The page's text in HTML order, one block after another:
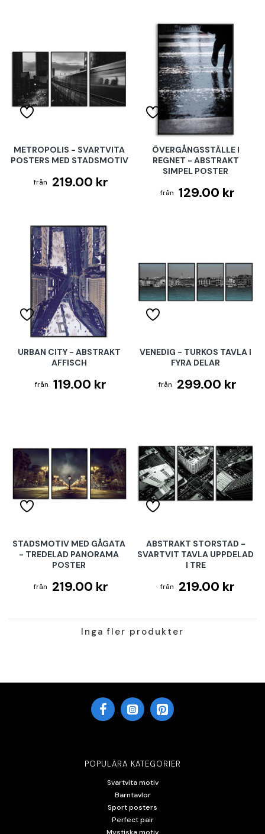
METROPOLIS - SVARTVITA
POSTERS MED STADSMOTIV
219.00 kr
ÖVERGÅNGSSTÄLLE I
REGNET - ABSTRAKT
SIMPEL POSTER
129.00 kr
URBAN CITY - ABSTRAKT
AFFISCH
119.00 kr
VENEDIG - TURKOS TAVLA I
FYRA DELAR
299.00 kr
STADSMOTIV MED GÅGATA
- TREDELAD PANORAMA
POSTER
219.00 kr
ABSTRAKT STORSTAD -
SVARTVIT TAVLA UPPDELAD
I TRE
219.00 kr
Inga fler produkter
POPULÄRA KATEGORIER
Svartvita motiv
Barntavlor
Sport posters
Perfect pair
Mystiska motiv